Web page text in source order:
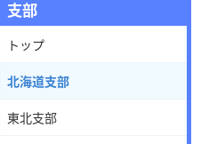
支部
トップ
北海道支部
東北支部